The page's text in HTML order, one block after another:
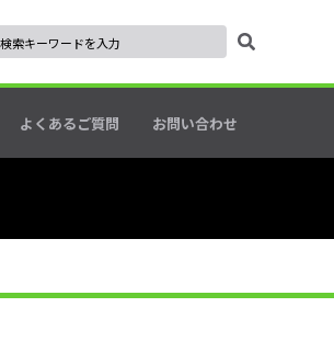
よくあるご質問 お問い合わせ